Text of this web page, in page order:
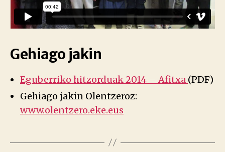
Gehiago jakin
Eguberriko hitzorduak 2014 – Afitxa (PDF)
Gehiago jakin Olentzeroz:
www.olentzero.eke.eus